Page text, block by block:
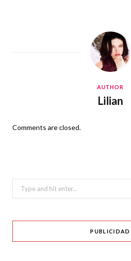
AUTHOR
Lilian
Comments are closed.
Search
for:
PUBLICIDAD